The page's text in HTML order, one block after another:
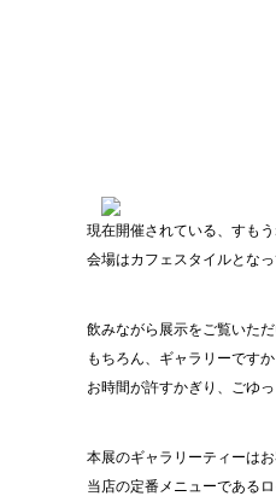
現在開催されている、すもう
会場はカフェスタイルとなっ
飲みながら展示をご覧いた
もちろん、ギャラリーです
お時間が許すかぎり、ごゆっ
本展のギャラリーティーは
当店の定番メニューである